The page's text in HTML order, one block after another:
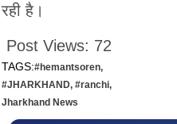
रही है।
Post Views: 72
TAGS:#hemantsoren,
#JHARKHAND, #ranchi,
Jharkhand News